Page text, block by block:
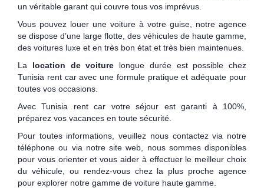
un véritable garant qui couvre tous vos imprévus.
Vous pouvez louer une voiture à votre guise, notre agence
se dispose d’une large flotte, des véhicules de haute gamme,
des voitures luxe et en très bon état et très bien maintenues.
La location de voiture longue durée est possible chez
Tunisia rent car avec une formule pratique et adéquate pour
toutes vos occasions.
Avec Tunisia rent car votre séjour est garanti à 100%,
préparez vos vacances en toute sécurité.
Pour toutes informations, veuillez nous contactez via notre
téléphone ou via notre site web, nous sommes disponibles
pour vous orienter et vous aider à effectuer le meilleur choix
du véhicule, ou rendez-vous chez la plus proche agence
pour explorer notre gamme de voiture haute gamme.